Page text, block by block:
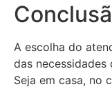
A escolha do
das
Seja em casa, no